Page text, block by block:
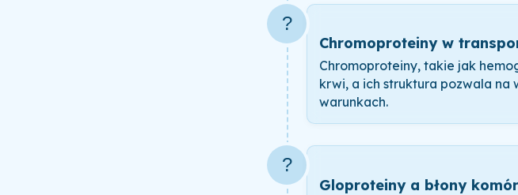
?
Chromoproteiny w
Chromoproteiny, takie jak
krwi, a ich struktura pozwala na
warunkach.
?
Gloproteiny a błony